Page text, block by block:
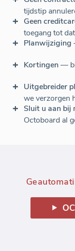
tijdstip
Geen
toegang tot
Planwijziging
Kortingen—
Uitgebreider
we verzorgen
Sluit u aan bij
Octoboard al